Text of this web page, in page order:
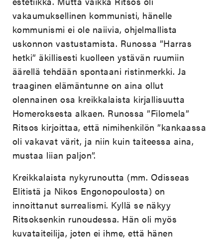
vakaumuksellinen kommunisti, hänelle
kommunismi ei ole naiivia, ohjelmallista
uskonnon vastustamista. Runossa ”Harras
hetki” äkillisesti kuolleen ystävän ruumiin
äärellä tehdään spontaani ristinmerkki. Ja
traaginen elämäntunne on aina ollut
olennainen osa kreikkalaista kirjallisuutta
Homeroksesta alkaen. Runossa ”Filomela”
Ritsos kirjoittaa, että nimihenkilön ”kankaassa
oli vakavat värit, ja niin kuin taiteessa aina,
mustaa liian paljon”.
Kreikkalaista nykyrunoutta (mm. Odisseas
Elitistä ja Nikos Engonopoulosta) on
innoittanut surrealismi. Kyllä se näkyy
Ritsoksenkin runoudessa. Hän oli myös
kuvataiteilija, joten ei ihme, että hänen